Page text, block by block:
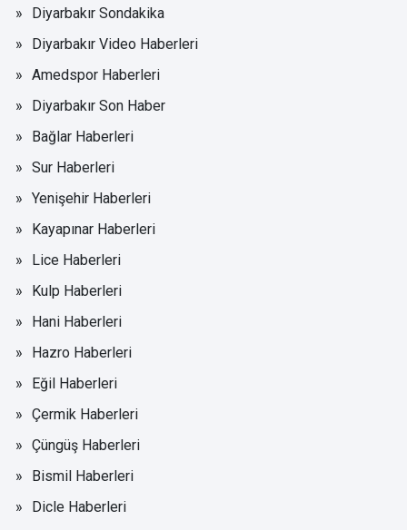
Diyarbakır Sondakika
Diyarbakır Video Haberleri
Amedspor Haberleri
Diyarbakır Son Haber
Bağlar Haberleri
Sur Haberleri
Yenişehir Haberleri
Kayapınar Haberleri
Lice Haberleri
Kulp Haberleri
Hani Haberleri
Hazro Haberleri
Eğil Haberleri
Çermik Haberleri
Çüngüş Haberleri
Bismil Haberleri
Dicle Haberleri